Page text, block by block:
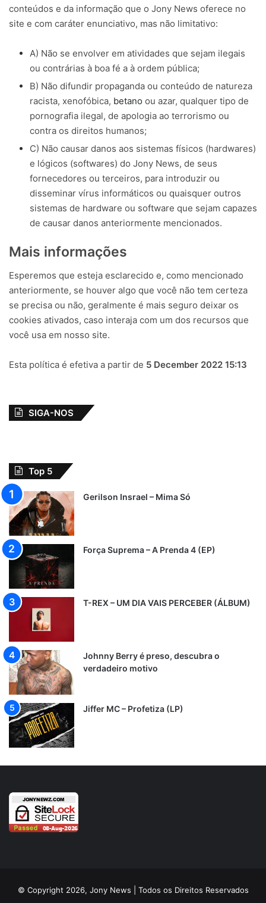
conteúdos e da informação que o Jony News oferece no
site e com caráter enunciativo, mas não limitativo:
A) Não se envolver em atividades que sejam ilegais
ou contrárias à boa fé a à ordem pública;
B) Não difundir propaganda ou conteúdo de natureza
racista, xenofóbica, betano ou azar, qualquer tipo de
pornografia ilegal, de apologia ao terrorismo ou
contra os direitos humanos;
C) Não causar danos aos sistemas físicos (hardwares)
e lógicos (softwares) do Jony News, de seus
fornecedores ou terceiros, para introduzir ou
disseminar vírus informáticos ou quaisquer outros
sistemas de hardware ou software que sejam capazes
de causar danos anteriormente mencionados.
Mais informações
Esperemos que esteja esclarecido e, como mencionado
anteriormente, se houver algo que você não tem certeza
se precisa ou não, geralmente é mais seguro deixar os
cookies ativados, caso interaja com um dos recursos que
você usa em nosso site.
Esta política é efetiva a partir de 5 December 2022 15:13
SIGA-NOS
Top 5
Gerilson Insrael – Mima Só
Força Suprema – A Prenda 4 (EP)
T-REX – UM DIA VAIS PERCEBER (ÁLBUM)
Johnny Berry é preso, descubra o
verdadeiro motivo
Jiffer MC – Profetiza (LP)
© Copyright 2026, Jony News | Todos os Direitos Reservados